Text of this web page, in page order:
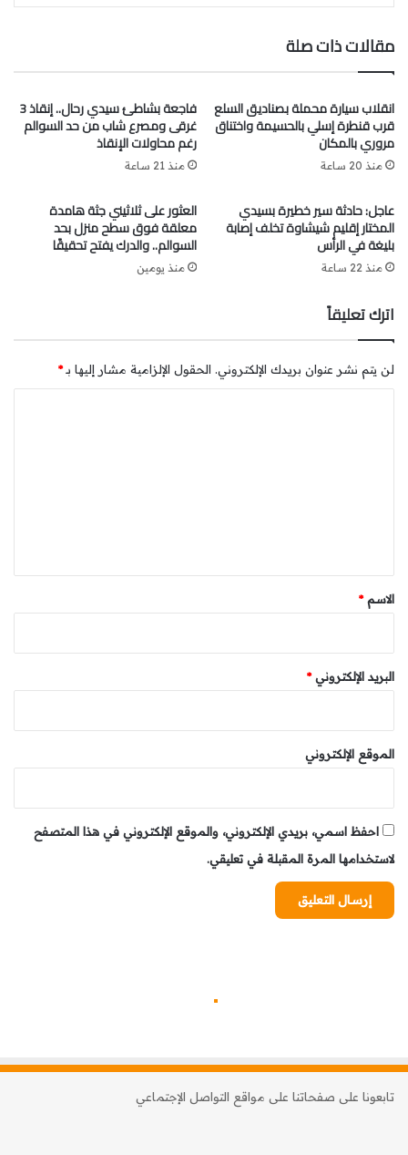
مقالات ذات صلة
انقلاب سيارة محملة بصناديق السلع
قرب قنطرة إسلي بالحسيمة واختناق
مروري بالمكان
منذ 20 ساعة
فاجعة بشاطئ سيدي رحال.. إنقاذ 3
غرقى ومصرع شاب من حد السوالم
رغم محاولات الإنقاذ
منذ 21 ساعة
عاجل: حادثة سير خطيرة بسيدي
المختار إقليم شيشاوة تخلف إصابة
بليغة في الرأس
منذ 22 ساعة
العثور على ثلاثيني جثة هامدة
معلقة فوق سطح منزل بحد
السوالم.. والدرك يفتح تحقيقًا
منذ يومين
اترك تعليقاً
لن يتم نشر عنوان بريدك الإلكتروني. الحقول الإلزامية مشار إليها بـ*
*
الاسم*
البريد الإلكتروني*
الموقع الإلكتروني
احفظ اسمي، بريدي الإلكتروني، والموقع الإلكتروني في هذا المتصفح
لاستخدامها المرة المقبلة في تعليقي.
تابعونا على صفحاتنا على مواقع التواصل الإجتماعي